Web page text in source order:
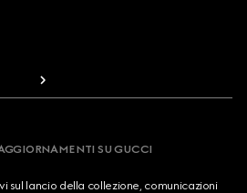
SU GUCCI
sul lancio della collezione, comunicazioni